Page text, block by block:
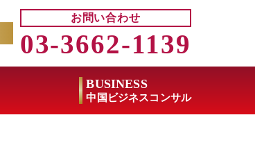
お問い合わせ
03-3662-1139
BUSINESS
中国ビジネスコンサル